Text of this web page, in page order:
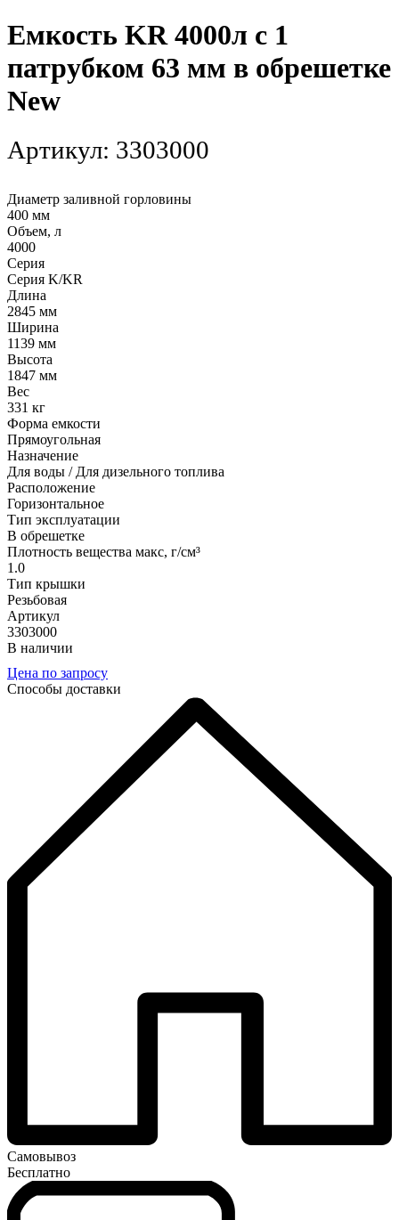
Емкость KR 4000л с 1
патрубком 63 мм в обрешетке
New
Артикул: 3303000
Диаметр заливной горловины
400 мм
Объем, л
4000
Серия
Серия K/KR
Длина
2845 мм
Ширина
1139 мм
Высота
1847 мм
Вес
331 кг
Форма емкости
Прямоугольная
Назначение
Для воды / Для дизельного топлива
Расположение
Горизонтальное
Тип эксплуатации
В обрешетке
Плотность вещества макс, г/см³
1.0
Тип крышки
Резьбовая
Артикул
3303000
В наличии
Цена по запросу
Способы доставки
Самовывоз
Бесплатно